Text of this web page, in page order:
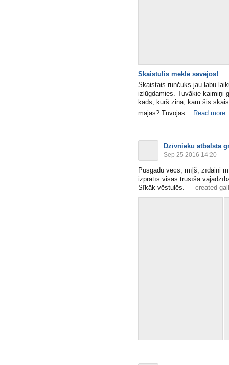
Skaistulis meklē savējos!
Skaistais runčuks jau labu
izlūgdamies. Tuvākie kaimiņi
kāds, kurš zina, kam šis
mājas? Tuvojas... Read more
Dzīvnieku atbalsta
Sep 25 2016 14:20
Pusgadu vecs, mīļš, zīdaini
izpratīs visas trusīša
Sīkāk vēstulēs. — created